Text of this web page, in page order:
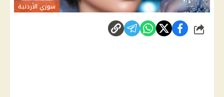
سوزي الأردنية
شارك